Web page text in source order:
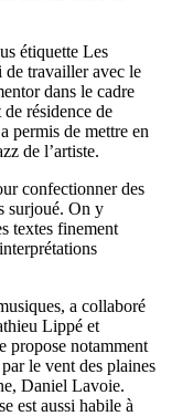
étiquette Les
de travailler avec le
dans le cadre
résidence de
permis de mettre en
de l’artiste.
confectionner des
surjoué. On y
textes finement
a collaboré
Lippé et
propose notamment
le vent des plaines
Daniel Lavoie.
est aussi habile à